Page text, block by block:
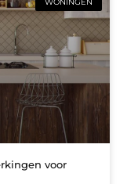
voor